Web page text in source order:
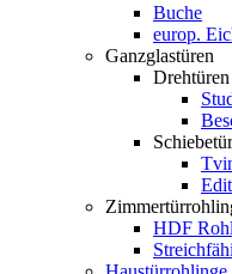
Buche
europ.
Ganzglastüren
Drehtüren
HDF